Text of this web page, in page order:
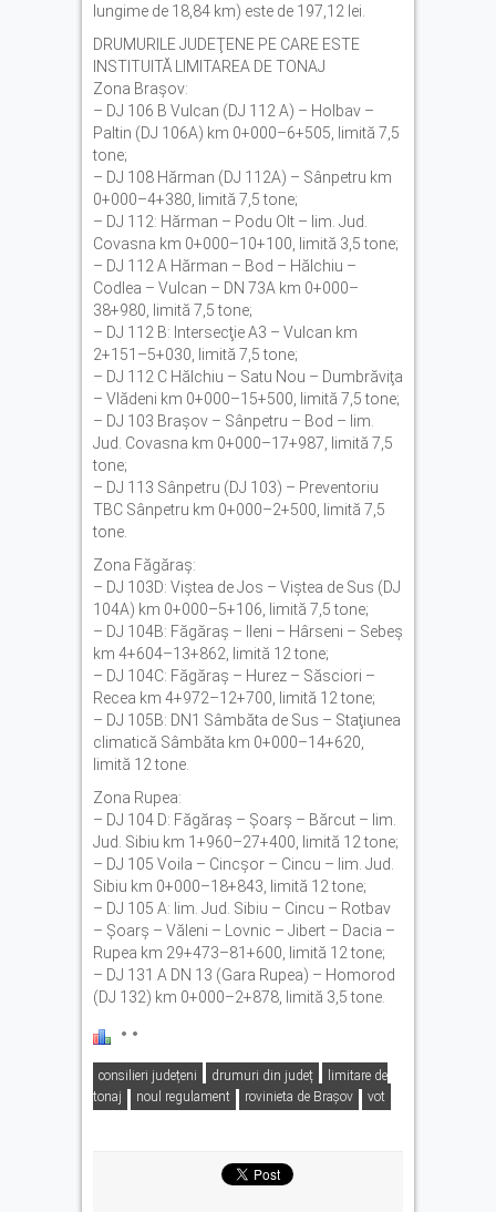
lungime de 18,84 km) este de 197,12 lei.
DRUMURILE JUDEŢENE PE CARE ESTE
INSTITUITĂ LIMITAREA DE TONAJ
Zona Braşov:
– DJ 106 B Vulcan (DJ 112 A) – Holbav –
Paltin (DJ 106A) km 0+000–6+505, limită 7,5
tone;
– DJ 108 Hărman (DJ 112A) – Sânpetru km
0+000–4+380, limită 7,5 tone;
– DJ 112: Hărman – Podu Olt – lim. Jud.
Covasna km 0+000–10+100, limită 3,5 tone;
– DJ 112 A Hărman – Bod – Hălchiu –
Codlea – Vulcan – DN 73A km 0+000–
38+980, limită 7,5 tone;
– DJ 112 B: Intersecţie A3 – Vulcan km
2+151–5+030, limită 7,5 tone;
– DJ 112 C Hălchiu – Satu Nou – Dumbrăviţa
– Vlădeni km 0+000–15+500, limită 7,5 tone;
– DJ 103 Braşov – Sânpetru – Bod – lim.
Jud. Covasna km 0+000–17+987, limită 7,5
tone;
– DJ 113 Sânpetru (DJ 103) – Preventoriu
TBC Sânpetru km 0+000–2+500, limită 7,5
tone.
Zona Făgăraş:
– DJ 103D: Viştea de Jos – Viştea de Sus (DJ
104A) km 0+000–5+106, limită 7,5 tone;
– DJ 104B: Făgăraş – Ileni – Hârseni – Sebeş
km 4+604–13+862, limită 12 tone;
– DJ 104C: Făgăraş – Hurez – Săsciori –
Recea km 4+972–12+700, limită 12 tone;
– DJ 105B: DN1 Sâmbăta de Sus – Staţiunea
climatică Sâmbăta km 0+000–14+620,
limită 12 tone.
Zona Rupea:
– DJ 104 D: Făgăraş – Şoarş – Bărcut – lim.
Jud. Sibiu km 1+960–27+400, limită 12 tone;
– DJ 105 Voila – Cincşor – Cincu – lim. Jud.
Sibiu km 0+000–18+843, limită 12 tone;
– DJ 105 A: lim. Jud. Sibiu – Cincu – Rotbav
– Şoarş – Văleni – Lovnic – Jibert – Dacia –
Rupea km 29+473–81+600, limită 12 tone;
– DJ 131 A DN 13 (Gara Rupea) – Homorod
(DJ 132) km 0+000–2+878, limită 3,5 tone.
consilieri județeni drumuri din județ
limitare de
tonaj
noul regulament rovinieta de Brașov vot